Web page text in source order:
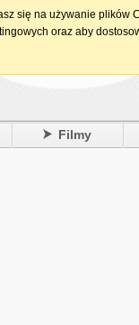
Filmy
się na używanie plików
oraz aby